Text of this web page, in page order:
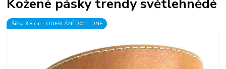
Šířka 3,8 cm - ODESLÁNÍ DO 1. DNE